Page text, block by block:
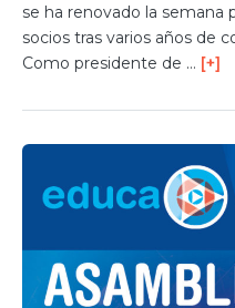
se ha renovado la semana
socios tras varios años de
Como presidente de … [+]